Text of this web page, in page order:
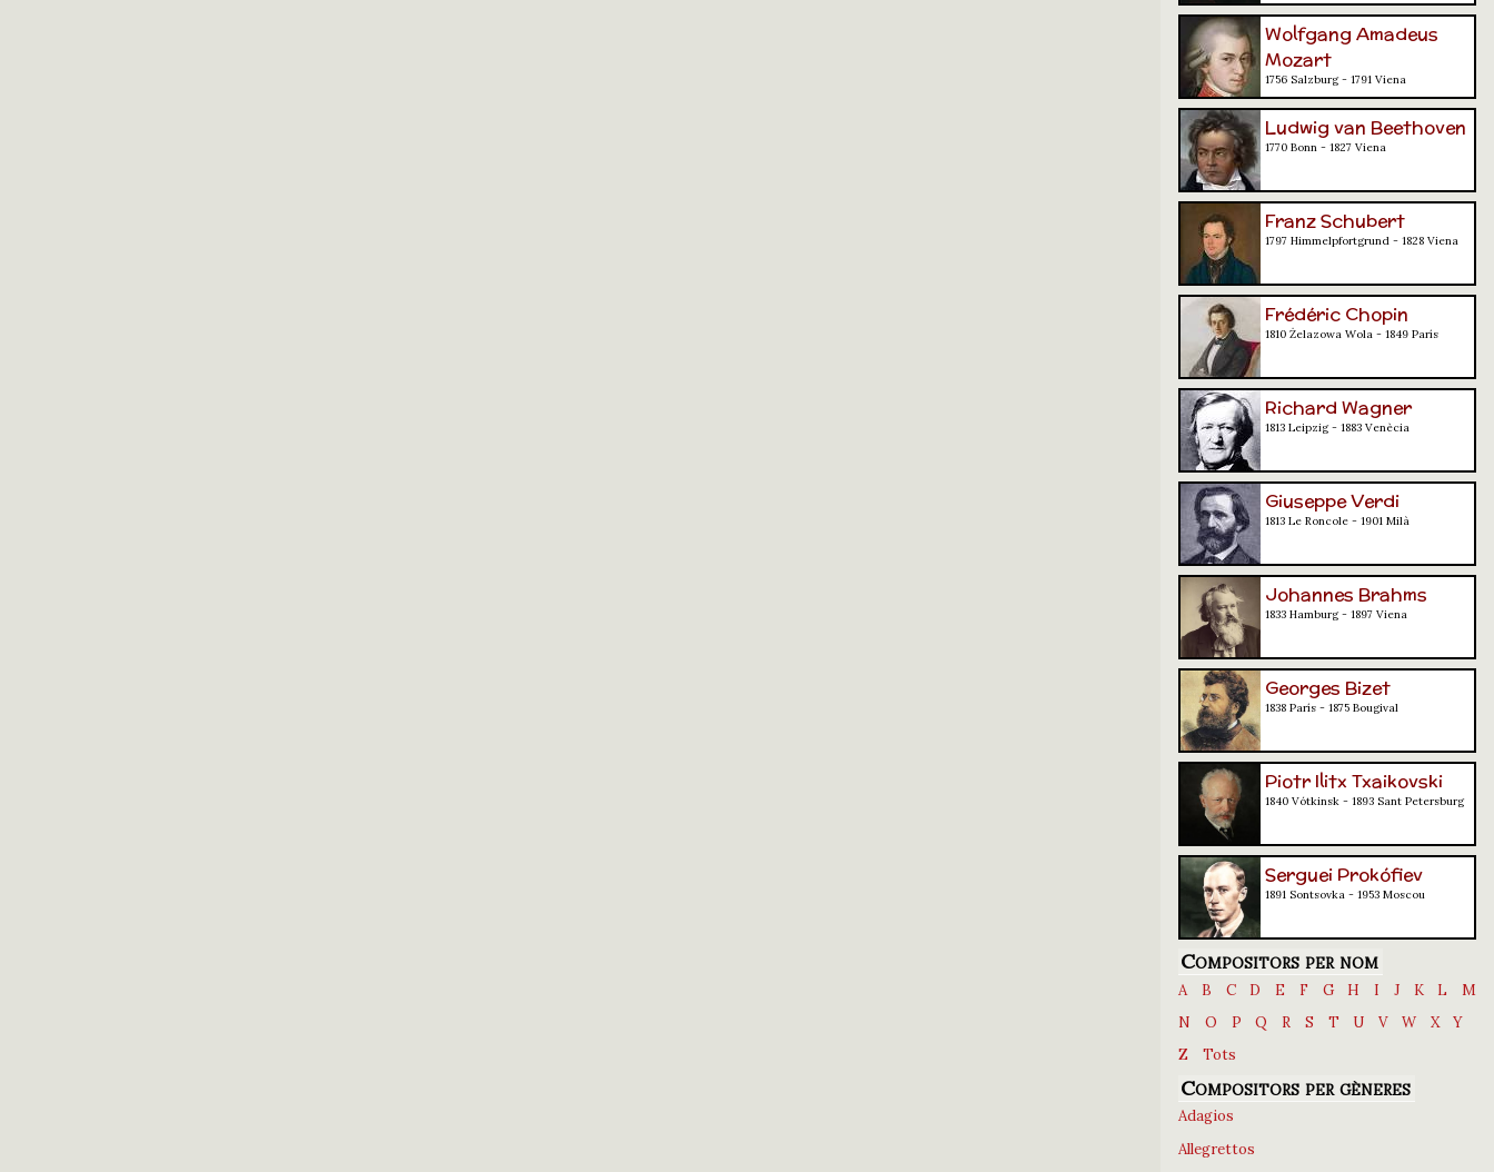
Wolfgang Amadeus
Mozart
1756 Salzburg - 1791 Viena
Ludwig van Beethoven
1770 Bonn - 1827 Viena
Franz Schubert
1797 Himmelpfortgrund - 1828 Viena
Frédéric Chopin
1810 Żelazowa Wola - 1849 París
Richard Wagner
1813 Leipzig - 1883 Venècia
Giuseppe Verdi
1813 Le Roncole - 1901 Milà
Johannes Brahms
1833 Hamburg - 1897 Viena
Georges Bizet
1838 París - 1875 Bougival
Piotr Ilitx Txaikovski
1840 Vótkinsk - 1893 Sant Petersburg
Serguei Prokófiev
1891 Sontsovka - 1953 Moscou
Compositors per nom
A B C D E F G H I J K L
M
N
O P Q R S T U V W X
Y
Z
Tots
Compositors per gèneres
Adagios
Allegrettos